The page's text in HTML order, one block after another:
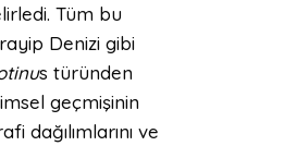
Tüm bu
Denizi gibi
s türünden
geçmişinin
dağılımlarını ve